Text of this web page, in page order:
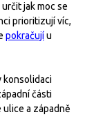
jak moc se
prioritizují víc,
pokračujíu
konsolidaci
části
a západně